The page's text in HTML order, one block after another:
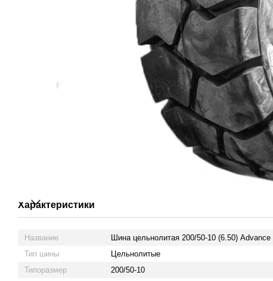
Характеристики
Название
Шина цельнолитая 200/50-10 (6.50) Advance
Тип шины
Цельнолитые
Типоразмер
200/50-10